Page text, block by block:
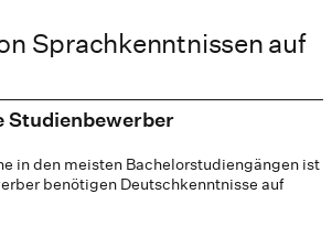
Sprachkenntnissen auf
Studienbewerber
in den meisten Bachelorstudiengängen ist
benötigen Deutschkenntnisse auf